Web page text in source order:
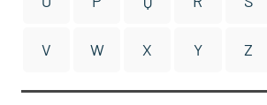
V W X Y Z